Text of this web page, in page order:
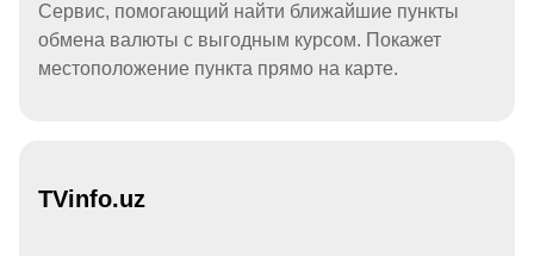
Сервис, помогающий найти ближайшие пункты
обмена валюты с выгодным курсом. Покажет
местоположение пункта прямо на карте.
TVinfo.uz